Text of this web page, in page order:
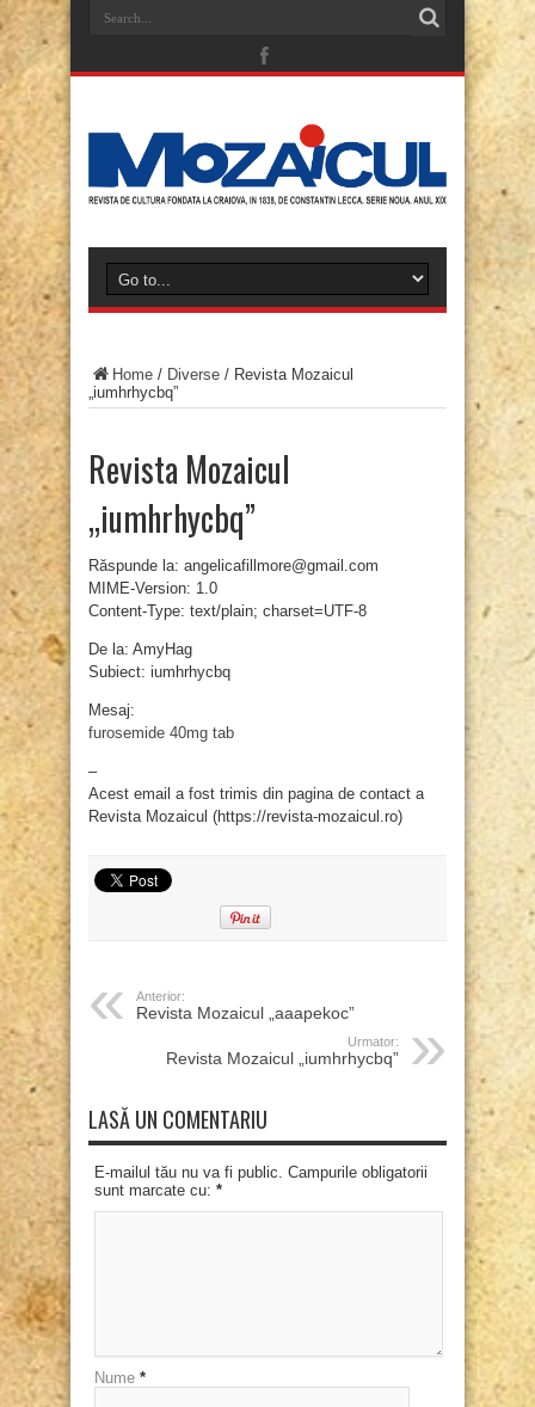
Home / Diverse / Revista Mozaicul
„iumhrhycbq”
Revista Mozaicul
„iumhrhycbq”
Răspunde la: angelicafillmore@gmail.com
MIME-Version: 1.0
Content-Type: text/plain; charset=UTF-8
De la: AmyHag
Subiect: iumhrhycbq
Mesaj:
furosemide 40mg tab
–
Acest email a fost trimis din pagina de contact a
Revista Mozaicul (https://revista-mozaicul.ro)
Anterior:
Revista Mozaicul „aaapekoc”
Urmator:
Revista Mozaicul „iumhrhycbq”
LASĂ UN COMENTARIU
E-mailul tău nu va fi public. Campurile obligatorii
sunt marcate cu: *
Nume *